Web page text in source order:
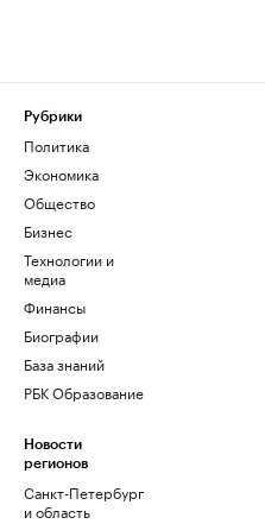
Рубрики
Политика
Экономика
Общество
Бизнес
Технологии и
медиа
Финансы
Биографии
База знаний
РБК Образование
Новости
регионов
Санкт-Петербург
и область